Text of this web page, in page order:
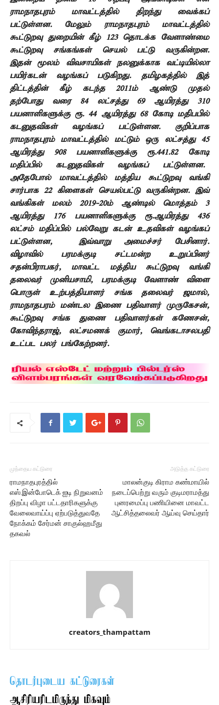
ராமநாதபுரம் மாவட்டத்தில் திறந்து வைக்கப்
பட்டுள்ளன. மேலும் ராமநாதபுரம் மாவட்டத்தில்
கூட்டுறவு துறையின் கீழ் 123 தொடக்க வேளாண்மை
கூட்டுறவு சங்கங்கள் செயல் பட்டு வருகின்றன.
இதன் மூலம் விவசாயிகள் நலனுக்காக வட்டியில்லா
பயிர்கடன் வழங்கப் படுகிறது. தமிழகத்தில் இத்
திட்டத்தின் கீழ் கடந்த2011ம் ஆண்டு முதல்
தற்போது வரை 84 லட்சத்து 69 ஆயிரத்து 310
பயனாளிகளுக்கு ரூ. 44 ஆயிரத்து 68 கோடி மதி்பபில்
கடனுதவிகள் வழங்கப் பட்டுள்ளன. குறிப்பாக
ராமநாதபுரம் மாவட்டத்தில் மட்டும் ஒரு லட்சத்து 45
ஆயிரத்து 908 பயனாளிகளுக்கு ரூ.441.82 கோடி
மதிப்பில் கடனுதவிகள் வழங்கப் பட்டுள்ளன.
அதேபோல் மாவட்டத்தில் மத்திய கூட்டுறவு வங்கி
சார்பாக22 கிளைகள் செயல்பட்டு வருகின்றன. இவ்
வங்கிகள் மலம் 2019-20ம் ஆண்டில் மொத்தம் 3
ஆயிரத்து 176 பயனாளிகளுக்கு ரூ.ஆயிரத்து 436
லட்சம் மதிப்பில் பல்வேறு கடன் உதவிகள் வழங்கப்
பட்டுள்ளன, இவ்வாறு அமைச்சர் பேசினார்.
விழாவில் பரமக்குடி சட்டமன்ற உறுப்பினர்
சதன்பிராபகர், மாவட்ட மத்திய கூட்டுறவு வங்கி
தலைவர் முனியசாமி, பரமக்குடி வேளாண் விளை
பொருள் உற்பத்தியாளர் சங்க தலைவர் ஜமால்,
ராமநாதபரம் மண்டல இணை பதிவாளர் முருகேசன்,
கூட்டுறவு சங்க துணை பதிவாளர்கள் கணேசன்,
கோவிந்தராஜ், லட்சமணக் குமார், வெங்கடாசலபதி
உட்பட பலர் பங்கேற்றனர்.
முந்தைய கட்டுரை
ராமநாதபுரத்தில்
எஸ்.இன்போடெக் ஐடி நிறுவனம்
திறப்பு விழா பட்டதாரிகளுக்கு
வேலைவாய்ப்பு ஏற்படுத்துவதே
நோக்கம் சேர்மன் சாகுல்ஹமீது
தகவல்
அடுத்த கட்டுரை
மாலன்குடி கிராம கண்மாயில்
நடைப்பெற்று வரும் குடிமராமத்து
புனரமைப்பு பணியினை மாவட்ட
ஆட்சித்தலைவர் ஆய்வு செய்தார்
creators_thampattam
தொடர்புடைய கட்டுரைகள்
ஆசிரியரிடமிருந்து மிகவும்